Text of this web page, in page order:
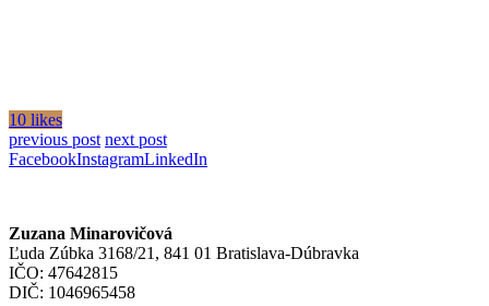
10 likes
previous post next post
FacebookInstagramLinkedIn
Zuzana Minarovičová
Ľuda Zúbka 3168/21, 841 01 Bratislava-Dúbravka
IČO: 47642815
DIČ: 1046965458